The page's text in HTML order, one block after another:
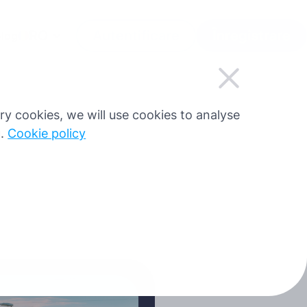
cookies, we will use cookies to analyse
Cookie policy